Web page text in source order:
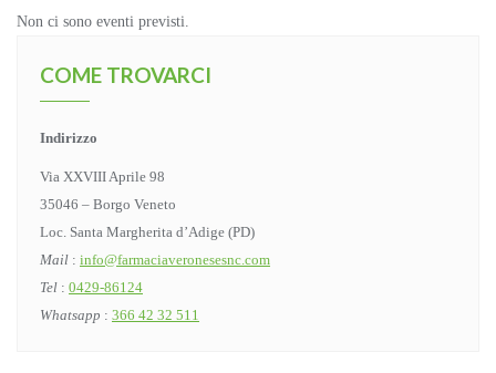
Non ci sono eventi previsti.
COME TROVARCI
Indirizzo
Via XXVIII Aprile 98
35046 – Borgo Veneto
Loc. Santa Margherita d’Adige (PD)
Mail : info@farmaciaveronesesnc.com
Tel : 0429-86124
Whatsapp : 366 42 32 511